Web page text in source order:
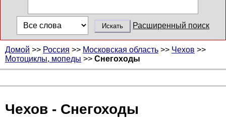
Расширенный поиск
Домой >> Россия >> Московская область >> Чехов >>
Мотоциклы, мопеды >> Снегоходы
Чехов - Снегоходы